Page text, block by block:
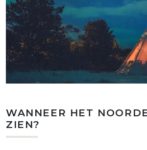
WANNEER HET
ZIEN?